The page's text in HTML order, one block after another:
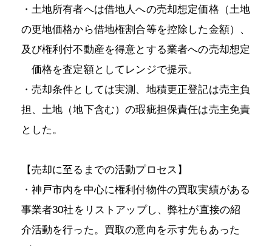
・土地所有者へは借地人への売却想定価格（土地
の更地価格から借地権割合等を控除した金額）、
及び権利付不動産を得意とする業者への売却想定
価格を査定額としてレンジで提示。
・売却条件としては実測、地積更正登記は売主負
担、土地（地下含む）の瑕疵担保責任は売主免責
とした。
【売却に至るまでの活動プロセス】
・神戸市内を中心に権利付物件の買取実績がある
事業者30社をリストアップし、弊社が直接の紹
介活動を行った。買取の意向を示す先もあった